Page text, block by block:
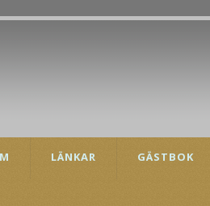
LÄNKAR GÄSTBOK